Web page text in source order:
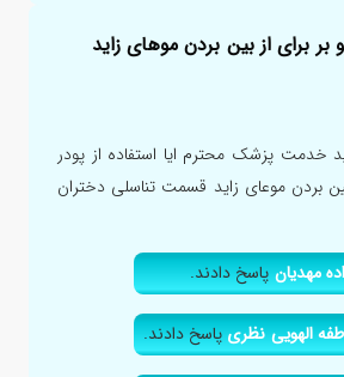
بر برای از بین بردن موهای زاید
خدمت پزشک محترم ایا استفاده از پودر
بردن موعای زاید قسمت تناسلی دختران
مهدیانپاسخ دادند.
الهویی نظریپاسخ دادند.